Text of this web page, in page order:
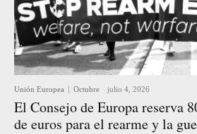
Unión Europea Octubre - julio 4, 2026
El Consejo de Europa reserva
de euros para el rearme y la